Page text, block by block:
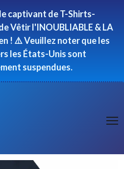
captivant de T-Shirts-
Vêtir l'INOUBLIABLE & LA
! ⚠️ Veuillez noter que les
les États-Unis sont
suspendues.